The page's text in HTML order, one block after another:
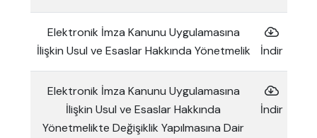
Elektronik İmza Kanunu Uygulamasına
İlişkin Usul ve Esaslar Hakkında Yönetmelik
İndir
Elektronik İmza Kanunu Uygulamasına
İlişkin Usul ve Esaslar Hakkında
Yönetmelikte Değişiklik Yapılmasına Dair
İndir